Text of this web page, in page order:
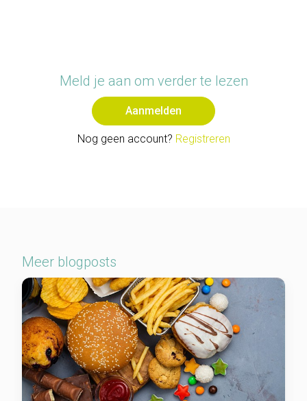
- Je kan beter inslapen en hebt een betere nachtrust
- Het draagt bij aan een gezonder gewi
Meld je aan om verder te lezen
Aanmelden
Nog geen account? Registreren
Meer blogposts